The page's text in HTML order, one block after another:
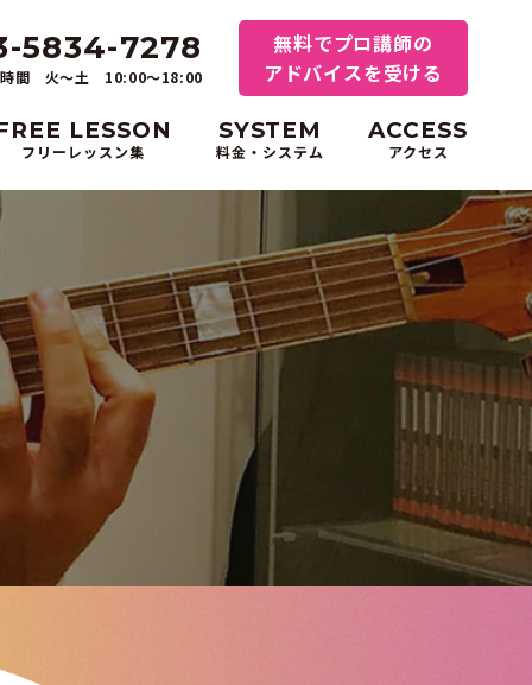
5834-7278
時間 火～土 10:00〜18:00
無料でプロ講師の
アドバイスを受ける
LESSON
フリーレッスン集
SYSTEM
料金・システム
ACCESS
アクセス